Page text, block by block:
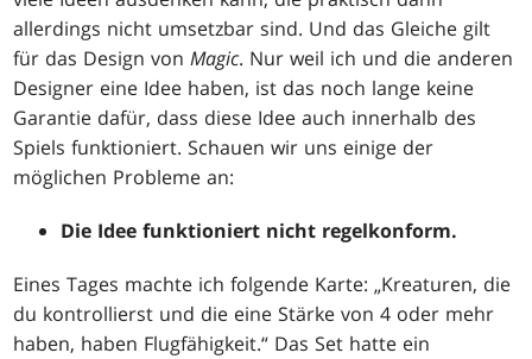
allerdings nicht umsetzbar sind. Und das Gleiche gilt
für das Design vonMagic. Nur weil ich und die anderen
Designer eine Idee haben, ist das noch lange keine
Garantie dafür, dass diese Idee auch innerhalb des
Spiels funktioniert. Schauen wir uns einige der
möglichen Probleme an:
Die Idee funktioniert nicht regelkonform.
Eines Tages machte ich folgende Karte: „Kreaturen, die
du kontrollierst und die eine Stärke von 4 oder mehr
haben, haben Flugfähigkeit.“ Das Set hatte ein